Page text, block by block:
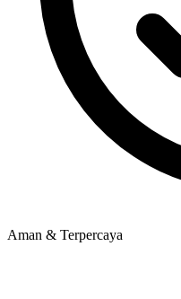
Aman & Terpercaya